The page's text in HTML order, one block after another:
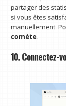
partager des
si vous êtes
manuellement.
comète.
10. Connectez-